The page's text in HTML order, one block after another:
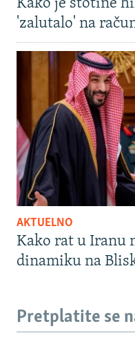
Kako je stotine
'zalutalo' na
AKTUELNO
Kako rat u Iranu
dinamiku na
Pretplatite se